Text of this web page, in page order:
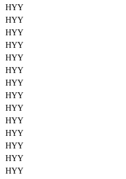
HYY
HYY
HYY
HYY
HYY
HYY
HYY
HYY
HYY
HYY
HYY
HYY
HYY
HYY